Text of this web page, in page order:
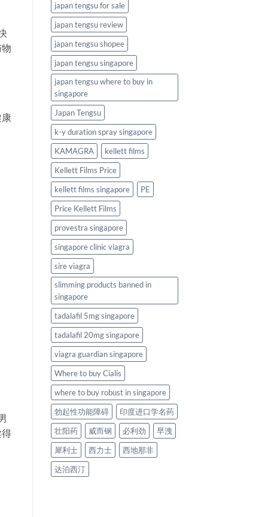
japan tengsu for sale
japan tengsu review
japan tengsu shopee
japan tengsu singapore
japan tengsu where to buy in
singapore
Japan Tengsu
k-y duration spray singapore
KAMAGRA
kellett films
Kellett Films Price
kellett films singapore
PE
Price Kellett Films
provestra singapore
singapore clinic viagra
sire viagra
slimming products banned in
singapore
tadalafil 5mg singapore
tadalafil 20mg singapore
viagra guardian singapore
Where to buy Cialis
where to buy robust in singapore
勃起性功能障碍
印度进口学名药
壮阳药
威而钢 必利劲
早洩
犀利士
西力士
西地那非
达泊西汀